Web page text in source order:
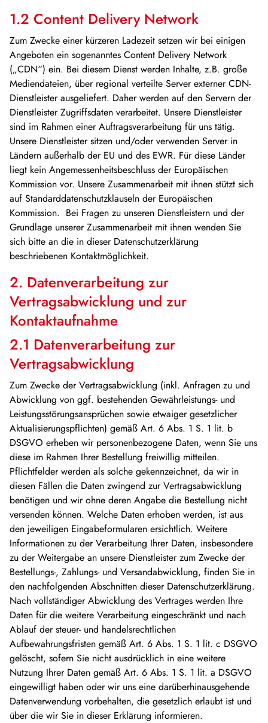
1.2 Content Delivery Network
Zum Zwecke einer kürzeren Ladezeit setzen wir bei einigen
Angeboten ein sogenanntes Content Delivery Network
(„CDN“) ein. Bei diesem Dienst werden Inhalte, z.B. große
Mediendateien, über regional verteilte Server externer CDN-
Dienstleister ausgeliefert. Daher werden auf den Servern der
Dienstleister Zugriffsdaten verarbeitet. Unsere Dienstleister
sind im Rahmen einer Auftragsverarbeitung für uns tätig.
Unsere Dienstleister sitzen und/oder verwenden Server in
Ländern außerhalb der EU und des EWR. Für diese Länder
liegt kein Angemessenheitsbeschluss der Europäischen
Kommission vor. Unsere Zusammenarbeit mit ihnen stützt sich
auf Standarddatenschutzklauseln der Europäischen
Kommission. Bei Fragen zu unseren Dienstleistern und der
Grundlage unserer Zusammenarbeit mit ihnen wenden Sie
sich bitte an die in dieser Datenschutzerklärung
beschriebenen Kontaktmöglichkeit.
2. Datenverarbeitung zur
Vertragsabwicklung und zur
Kontaktaufnahme
2.1 Datenverarbeitung zur
Vertragsabwicklung
Zum Zwecke der Vertragsabwicklung (inkl. Anfragen zu und
Abwicklung von ggf. bestehenden Gewährleistungs- und
Leistungsstörungsansprüchen sowie etwaiger gesetzlicher
Aktualisierungspflichten) gemäß Art. 6 Abs. 1 S. 1 lit. b
DSGVO erheben wir personenbezogene Daten, wenn Sie uns
diese im Rahmen Ihrer Bestellung freiwillig mitteilen.
Pflichtfelder werden als solche gekennzeichnet, da wir in
diesen Fällen die Daten zwingend zur Vertragsabwicklung
benötigen und wir ohne deren Angabe die Bestellung nicht
versenden können. Welche Daten erhoben werden, ist aus
den jeweiligen Eingabeformularen ersichtlich. Weitere
Informationen zu der Verarbeitung Ihrer Daten, insbesondere
zu der Weitergabe an unsere Dienstleister zum Zwecke der
Bestellungs-, Zahlungs- und Versandabwicklung, finden Sie in
den nachfolgenden Abschnitten dieser Datenschutzerklärung.
Nach vollständiger Abwicklung des Vertrages werden Ihre
Daten für die weitere Verarbeitung eingeschränkt und nach
Ablauf der steuer- und handelsrechtlichen
Aufbewahrungsfristen gemäß Art. 6 Abs. 1 S. 1 lit. c DSGVO
gelöscht, sofern Sie nicht ausdrücklich in eine weitere
Nutzung Ihrer Daten gemäß Art. 6 Abs. 1 S. 1 lit. a DSGVO
eingewilligt haben oder wir uns eine darüberhinausgehende
Datenverwendung vorbehalten, die gesetzlich erlaubt ist und
über die wir Sie in dieser Erklärung informieren.